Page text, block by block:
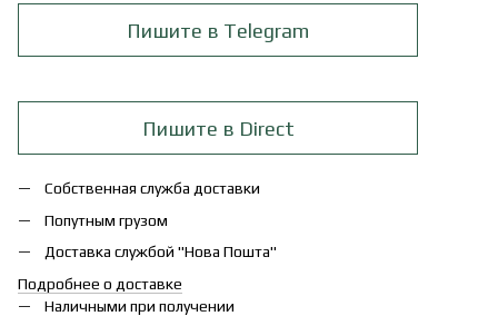
Пишите в Telegram
Пишите в Direct
Собственная служба доставки
Попутным грузом
Доставка службой "Нова Пошта"
Подробнее о доставке
Наличными при получении